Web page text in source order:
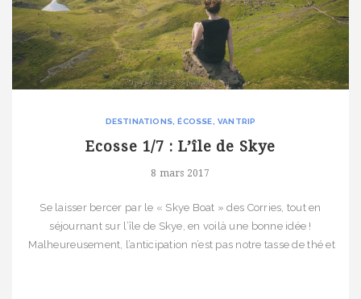
DESTINATIONS ÉCOSSE VANTRIP
Ecosse 1/7 : L’île de Skye
8 mars 2017
Se laisser bercer par le « Skye Boat » des Corries, tout en
séjournant sur l’île de Skye, en voilà une bonne idée !
Malheureusement, l’anticipation n’est pas notre tasse de thé et